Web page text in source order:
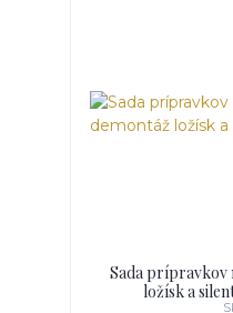
Sada prípravkov
ložísk a